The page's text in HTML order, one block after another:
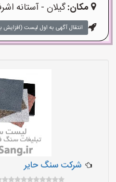
مکان:گیلان - آستانه
انتقال آگهی به اول لیست (افزایش
شرکت سنگ حایر